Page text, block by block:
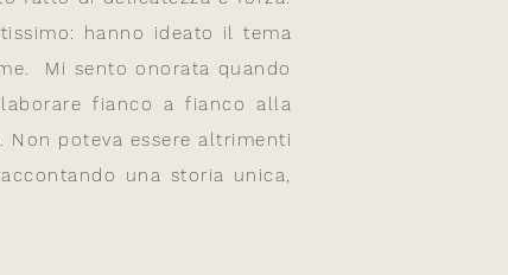
hanno ideato il tema
Mi sento onorata quando
fianco a fianco alla
poteva essere altrimenti
una storia unica,